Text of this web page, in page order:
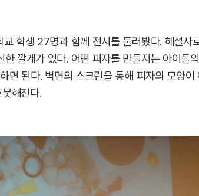
학생 27명과 함께 전시를 둘러봤다. 해설사
깔개가 있다. 어떤 피자를 만들지는 아이들
면 된다. 벽면의 스크린을 통해 피자의 모양
해진다.